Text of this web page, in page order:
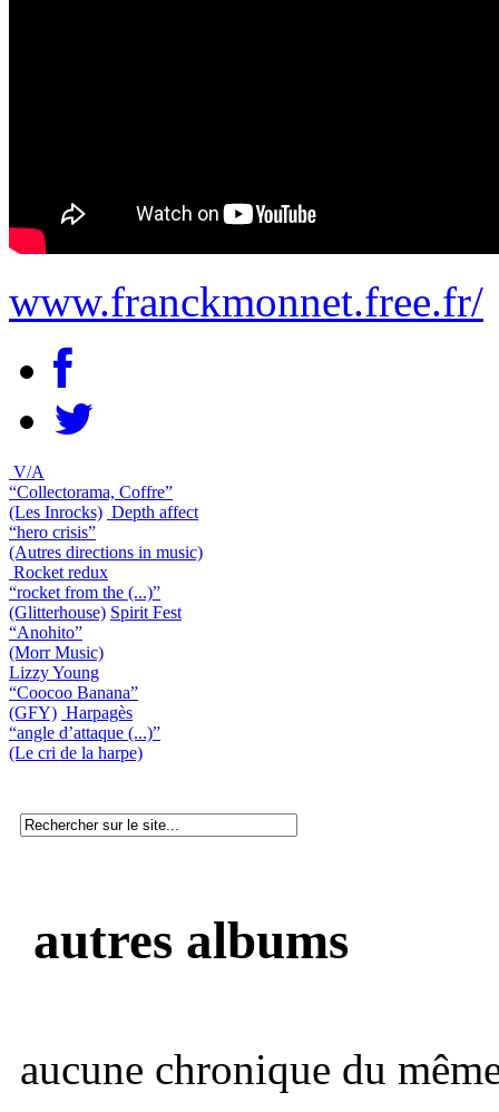
www.franckmonnet.free.fr/‎
V/A
“Collectorama, Coffre”
(Les Inrocks) Depth affect
“hero crisis”
(Autres directions in music)
Rocket redux
“rocket from the (...)”
(Glitterhouse) Spirit Fest
“Anohito”
(Morr Music)
Lizzy Young
“Coocoo Banana”
(GFY) Harpagès
“angle d’attaque (...)”
(Le cri de la harpe)
autres albums
aucune chronique du